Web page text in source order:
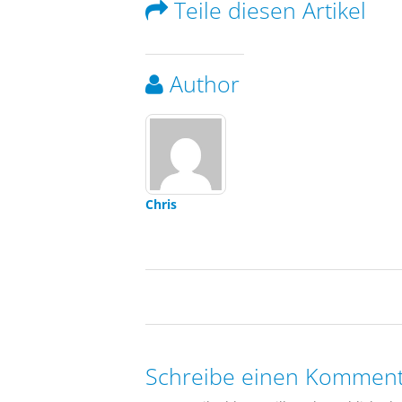
Teile diesen Artikel
Author
Chris
Schreibe einen